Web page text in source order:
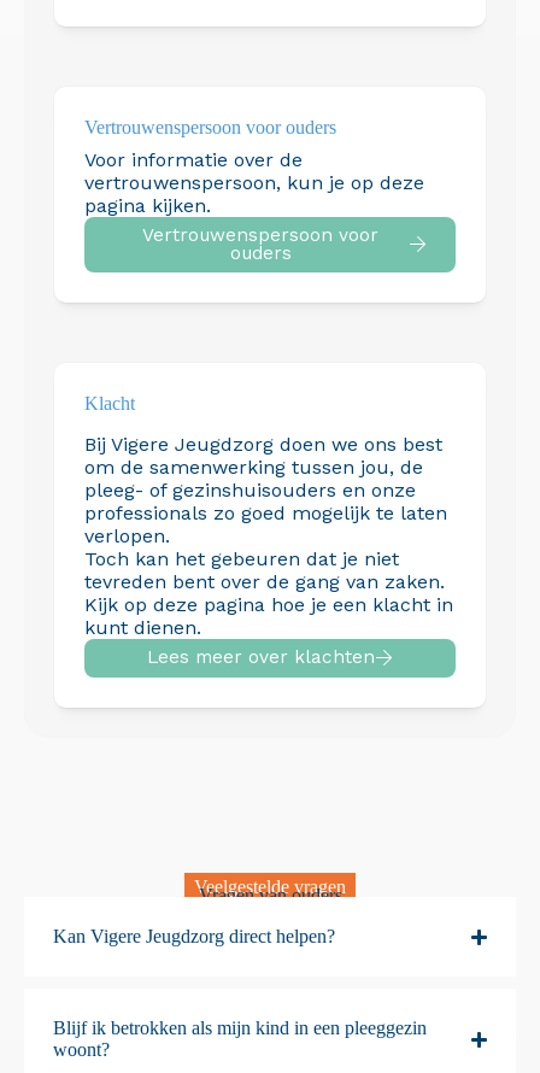
Vertrouwens­persoon voor ouders
Voor informatie over de
vertrouwenspersoon, kun je op deze
pagina kijken.
Vertrouwenspersoon voor
ouders
Klacht
Bij Vigere Jeugdzorg doen we ons best
om de samenwerking tussen jou, de
pleeg- of gezinshuisouders en onze
professionals zo goed mogelijk te laten
verlopen.
Toch kan het gebeuren dat je niet
tevreden bent over de gang van zaken.
Kijk op deze pagina hoe je een klacht in
kunt dienen.
Lees meer over klachten
Veelgestelde vragen
Vragen van ouders
Kan Vigere Jeugdzorg direct helpen?
Blijf ik betrokken als mijn kind in een pleeggezin
woont?